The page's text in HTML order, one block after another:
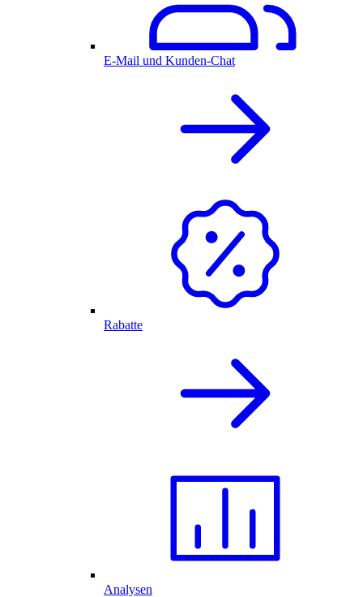
E-Mail und Kunden-Chat
Rabatte
Analysen